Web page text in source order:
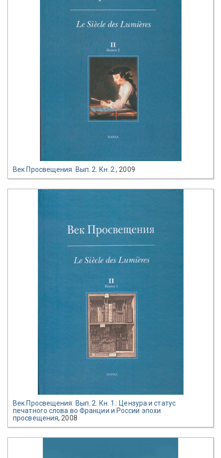
Век Просвещения. Вып. 2. Кн. 2., 2009
Век Просвещения. Вып. 2. Кн. 1.: Цензура и статус
печатного слова во Франции и России эпохи
просвещения, 2008